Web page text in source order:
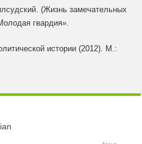
(Жизнь замечательных
гвардия».
истории (2012). М.: